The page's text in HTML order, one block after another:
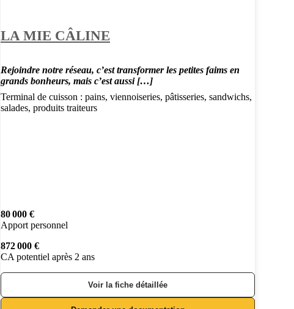
LA MIE CÂLINE
Rejoindre notre réseau, c’est transformer les petites faims en
grands bonheurs, mais c’est aussi […]
Terminal de cuisson : pains, viennoiseries, pâtisseries, sandwichs,
salades, produits traiteurs
80 000 €
Apport personnel
872 000 €
CA potentiel après 2 ans
Voir la fiche détaillée